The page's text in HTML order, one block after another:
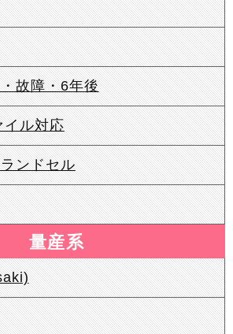
故障・6年後
イル対応
ンドセル
量産系